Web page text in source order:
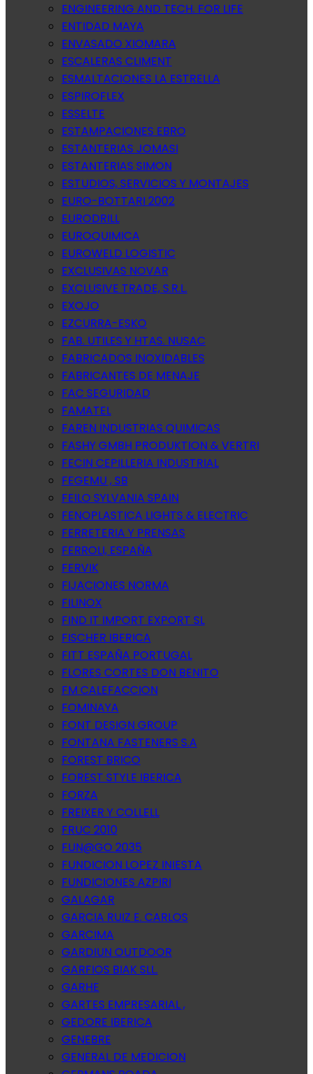
ENGINEERING AND TECH. FOR LIFE
ENTIDAD MAYA
ENVASADO XIOMARA
ESCALERAS CLIMENT
ESMALTACIONES LA ESTRELLA
ESPIROFLEX
ESSELTE
ESTAMPACIONES EBRO
ESTANTERIAS JOMASI
ESTANTERIAS SIMON
ESTUDIOS, SERVICIOS Y MONTAJES
EURO-BOTTARI 2002
EURODRILL
EUROQUIMICA
EUROWELD LOGISTIC
EXCLUSIVAS NOVAR
EXCLUSIVE TRADE, S.R.L.
EXOJO
EZCURRA-ESKO
FAB. UTILES Y HTAS. NUSAC
FABRICADOS INOXIDABLES
FABRICANTES DE MENAJE
FAC SEGURIDAD
FAMATEL
FAREN INDUSTRIAS QUIMICAS
FASHY GMBH PRODUKTION & VERTRI
FECIN CEPILLERIA INDUSTRIAL
FEGEMU , SB
FEILO SYLVANIA SPAIN
FENOPLASTICA LIGHTS & ELECTRIC
FERRETERIA Y PRENSAS
FERROLI, ESPAÑA
FERVIK
FIJACIONES NORMA
FILINOX
FIND IT IMPORT EXPORT SL
FISCHER IBERICA
FITT ESPAÑA PORTUGAL
FLORES CORTES DON BENITO
FM CALEFACCION
FOMINAYA
FONT DESIGN GROUP
FONTANA FASTENERS S.A
FOREST BRICO
FOREST STYLE IBERICA
FORZA
FREIXER Y COLLELL
FRUC 2010
FUN@GO 2035
FUNDICION LOPEZ INIESTA
FUNDICIONES AZPIRI
GALAGAR
GARCIA RUIZ E. CARLOS
GARCIMA
GARDIUN OUTDOOR
GARFIOS BIAK SLL.
GARHE
GARTES EMPRESARIAL ,
GEDORE IBERICA
GENEBRE
GENERAL DE MEDICION